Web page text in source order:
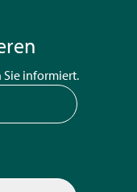
Sie informiert.